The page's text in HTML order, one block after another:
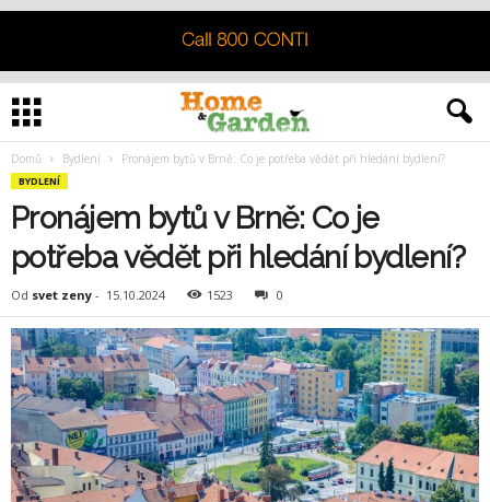
Domů Bydlení Pronájem bytů v Brně: Co je potřeba vědět při hledání bydlení?
BYDLENÍ
Pronájem bytů v Brně: Co je
potřeba vědět při hledání bydlení?
Od svet zeny - 15.10.2024 1523 0